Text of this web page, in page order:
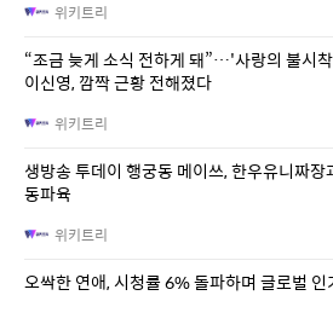
위키트리
“조금 늦게 소식 전하게 돼”…'사랑의 불시
이신영, 깜짝 근황 전해졌다
위키트리
생방송 투데이 행궁동 메이쓰, 한우유니짜장
동파육
위키트리
오싹한 연애, 시청률 6% 돌파하며 글로벌 인